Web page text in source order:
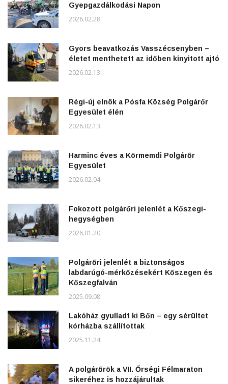
Gyepgazdálkodási Napon
2026.02.28.
Gyors beavatkozás Vasszécsenyben –
életet menthetett az időben kinyitott ajtó
2026.02.13.
Régi-új elnök a Pósfa Község Polgárőr
Egyesület élén
2026.02.13.
Harminc éves a Körmemdi Polgárőr
Egyesület
2026.02.04.
Fokozott polgárőri jelenlét a Kőszegi-
hegységben
2026.01.20.
Polgárőri jelenlét a biztonságos
labdarúgó-mérkőzésekért Kőszegen és
Kőszegfalván
2025.09.08.
Lakóház gyulladt ki Bőn – egy sérültet
kórházba szállítottak
2025.11.24.
A polgárőrök a VII. Őrségi Félmaraton
sikeréhez is hozzájárultak